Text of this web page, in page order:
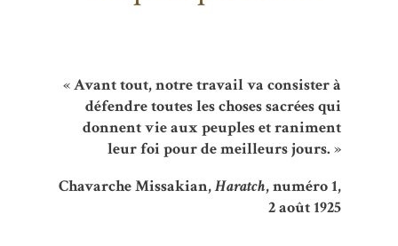
«Avant tout, notre travail va consister à
défendre toutes les choses sacrées qui
donnent vie aux peuples et raniment
leur foi pour de meilleurs jours. »
Chavarche Missakian,Haratch, numéro 1,
2 août 1925